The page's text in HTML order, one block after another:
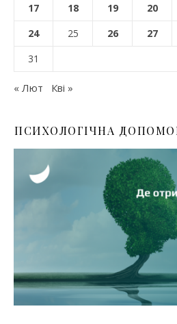
17
18 19 20
24
25 26 27
31
« Лют Кві »
ПСИХОЛОГІЧНА